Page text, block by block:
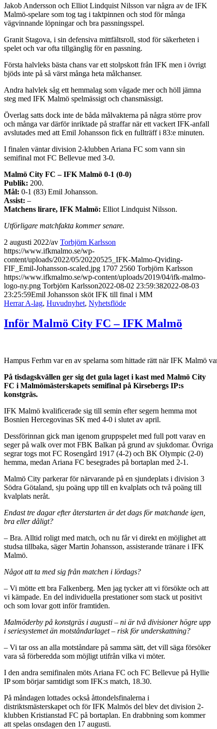
Jakob Andersson och Elliot Lindquist Nilsson var några av de IFK
Malmö-spelare som tog tag i taktpinnen och stod för många
vägvinnande löpningar och bra passningsspel.
Granit Stagova, i sin defensiva mittfältsroll, stod för säkerheten i
spelet och var ofta tillgänglig för en passning.
Första halvleks bästa chans var ett stolpskott från IFK men i övrigt
bjöds inte på så värst många heta målchanser.
Andra halvlek såg ett hemmalag som vågade mer och höll jämna
steg med IFK Malmö spelmässigt och chansmässigt.
Överlag satts dock inte de båda målvakterna på några större prov
och många var därför inriktade på straffar när ett vackert IFK-anfall
avslutades med att Emil Johansson fick en fullträff i 83:e minuten.
I finalen väntar division 2-klubben Ariana FC som vann sin
semifinal mot FC Bellevue med 3-0.
Malmö City FC – IFK Malmö 0-1 (0-0)
Publik: 200.
Mål: 0-1 (83) Emil Johansson.
Assist: –
Matchens lirare, IFK Malmö: Elliot Lindquist Nilsson.
Utförligare matchfakta kommer senare.
2 augusti 2022/av Torbjörn Karlsson
https://www.ifkmalmo.se/wp-
content/uploads/2022/05/20220525_IFK-Malmo-Qviding-
FIF_Emil-Johansson-scaled.jpg 1707 2560 Torbjörn Karlsson
https://www.ifkmalmo.se/wp-content/uploads/2019/04/ifk-malmo-
logo-ny.png Torbjörn Karlsson2022-08-02 23:59:382022-08-03
23:25:59Emil Johansson sköt IFK till final i MM
Herrar A-lag, Huvudnyhet, Nyhetsflöde
Inför Malmö City FC – IFK Malmö
Hampus Ferhm var en av spelarna som hittade rätt när IFK Malmö
På tisdagskvällen ger sig det gula laget i kast med Malmö City
FC i Malmömästerskapets semifinal på Kirsebergs IP:s
konstgräs.
IFK Malmö kvalificerade sig till semin efter segern hemma mot
Bosnien Hercegovinas SK med 4-0 i slutet av april.
Dessförinnan gick man igenom gruppspelet med full pott varav en
seger på walk over mot FBK Balkan på grund av sjukdomar. Övriga
segrar togs mot FC Rosengård 1917 (4-2) och BK Olympic (2-0)
hemma, medan Ariana FC besegrades på bortaplan med 2-1.
Malmö City parkerar för närvarande på en sjundeplats i division 3
Södra Götaland, sju poäng upp till en kvalplats och två poäng till
kvalplats neråt.
Endast tre dagar efter återstarten är det dags för matchande igen,
bra eller dåligt?
– Bra. Alltid roligt med match, och nu får vi direkt en möjlighet att
studsa tillbaka, säger Martin Johansson, assisterande tränare i IFK
Malmö.
Något att ta med sig från matchen i lördags?
– Vi mötte ett bra Falkenberg. Men jag tycker att vi försökte och att
vi kämpade. En del individuella prestationer som stack ut positivt
och som lovar gott inför framtiden.
Malmöderby på konstgräs i augusti – ni är två divisioner högre upp
i seriesystemet än motståndarlaget – risk för underskattning?
– Vi tar oss an alla motståndare på samma sätt, det vill säga försöker
vara så förberedda som möjligt utifrån vilka vi möter.
I den andra semifinalen möts Ariana FC och FC Bellevue på Hyllie
IP som börjar samtidigt som IFK:s match, 18.30.
På måndagen lottades också åttondelsfinalerna i
distriktsmästerskapet och för IFK Malmös del blev det division 2-
klubben Kristianstad FC på bortaplan. En drabbning som kommer
att spelas onsdagen den 17 augusti.